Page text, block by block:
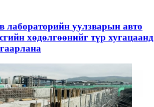
лабораторийн уулзварын авто
хөдөлгөөнийг түр хугацаанд